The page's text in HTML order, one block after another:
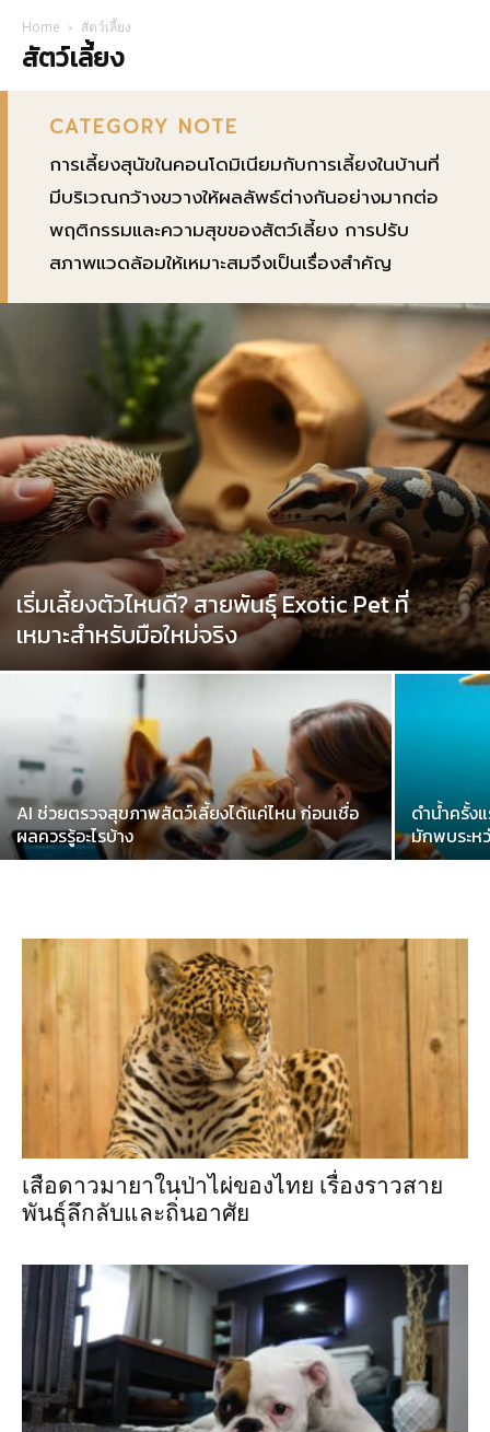
Home สัตว์เลี้ยง
สัตว์เลี้ยง
CATEGORY NOTE
การเลี้ยงสุนัขในคอนโดมิเนียมกับการเลี้ยงในบ้านที่
มีบริเวณกว้างขวางให้ผลลัพธ์ต่างกันอย่างมากต่อ
พฤติกรรมและความสุขของสัตว์เลี้ยง การปรับ
สภาพแวดล้อมให้เหมาะสมจึงเป็นเรื่องสำคัญ
เริ่มเลี้ยงตัวไหนดี? สายพันธุ์ Exotic Pet ที่
เหมาะสำหรับมือใหม่จริง
AI ช่วยตรวจสุขภาพสัตว์เลี้ยงได้แค่ไหน ก่อนเชื่อ
ผลควรรู้อะไรบ้าง
ดำน้ำครั้ง
มักพบระห
เสือดาวมายาในป่าไผ่ของไทย เรื่องราวสาย
พันธุ์ลึกลับและถิ่นอาศัย